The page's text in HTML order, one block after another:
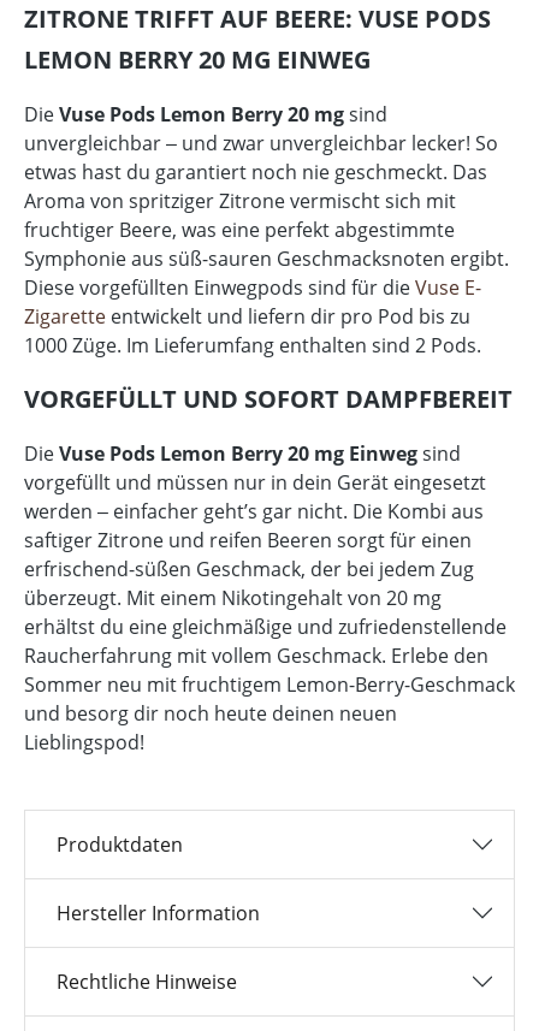
ZITRONE TRIFFT AUF BEERE: VUSE PODS
LEMON BERRY 20 MG EINWEG
DieVuse Pods Lemon Berry 20 mgsind
unvergleichbar ‒ und zwar unvergleichbar lecker! So
etwas hast du garantiert noch nie geschmeckt. Das
Aroma von spritziger Zitrone vermischt sich mit
fruchtiger Beere, was eine perfekt abgestimmte
Symphonie aus süß-sauren Geschmacksnoten ergibt.
Diese vorgefüllten Einwegpods sind für dieVuse E-
Zigarette entwickelt und liefern dir pro Pod bis zu
1000 Züge. Im Lieferumfang enthalten sind 2 Pods.
VORGEFÜLLT UND SOFORT DAMPFBEREIT
DieVuse Pods Lemon Berry 20 mg Einwegsind
vorgefüllt und müssen nur in dein Gerät eingesetzt
werden ‒ einfacher geht’s gar nicht. Die Kombi aus
saftiger Zitrone und reifen Beeren sorgt für einen
erfrischend-süßen Geschmack, der bei jedem Zug
überzeugt. Mit einem Nikotingehalt von 20 mg
erhältst du eine gleichmäßige und zufriedenstellende
Raucherfahrung mit vollem Geschmack. Erlebe den
Sommer neu mit fruchtigem Lemon-Berry-Geschmack
und besorg dir noch heute deinen neuen
Lieblingspod!
Produktdaten
Hersteller Information
Rechtliche Hinweise